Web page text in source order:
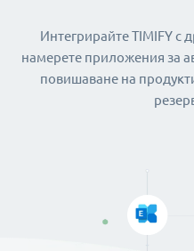
Интегрирайте TIMIFY с
намерете приложения за
повишаване на